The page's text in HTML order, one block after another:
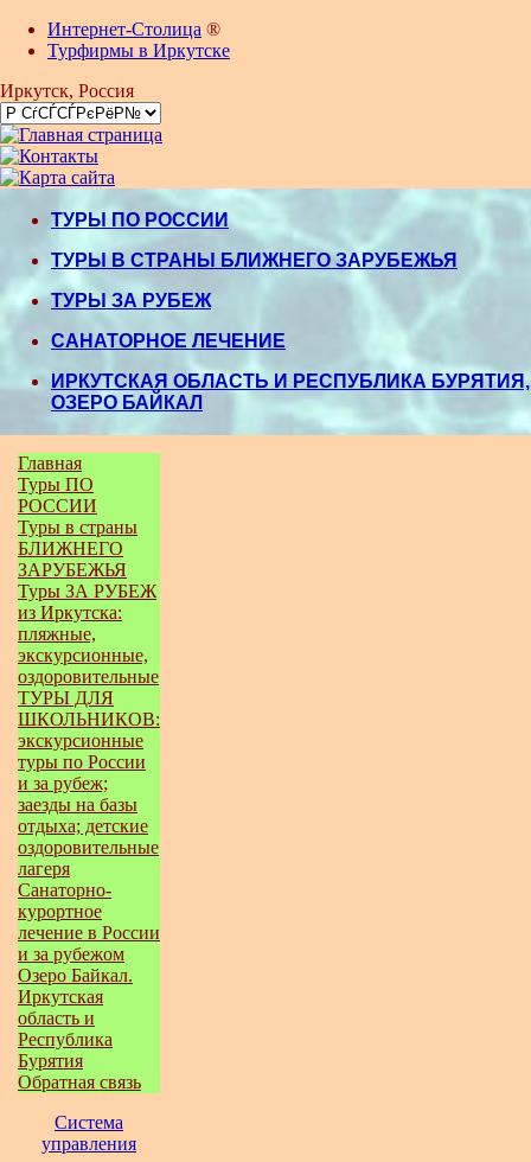
Интернет-Столица ®
Турфирмы в Иркутске
Иркутск, Россия
ТУРЫ ПО РОССИИ
ТУРЫ В СТРАНЫ БЛИЖНЕГО ЗАРУБЕЖЬЯ
ТУРЫ ЗА РУБЕЖ
САНАТОРНОЕ ЛЕЧЕНИЕ
ИРКУТСКАЯ ОБЛАСТЬ И РЕСПУБЛИКА БУРЯТИЯ,
ОЗЕРО БАЙКАЛ
Главная
Туры ПО
РОССИИ
Туры в страны
БЛИЖНЕГО
ЗАРУБЕЖЬЯ
Туры ЗА РУБЕЖ
из Иркутска:
пляжные,
экскурсионные,
оздоровительные
ТУРЫ ДЛЯ
ШКОЛЬНИКОВ:
экскурсионные
туры по России
и за рубеж;
заезды на базы
отдыха; детские
оздоровительные
лагеря
Санаторно-
курортное
лечение в России
и за рубежом
Озеро Байкал.
Иркутская
область и
Республика
Бурятия
Обратная связь
Система
управления